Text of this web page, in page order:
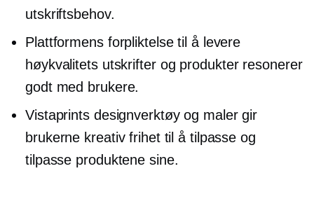
utskriftsbehov.
Plattformens forpliktelse til å levere
høykvalitetsutskrifter og produkter resonerer
godt med brukere.
Vistaprints designverktøy og maler gir
brukerne kreativ frihet til å tilpasse og
tilpasse produktene sine.